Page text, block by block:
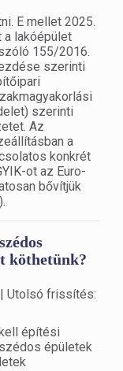
E mellet 2025.
a lakóépület
155/2016.
szerinti
szerinti
Az
a
konkrét
ot az Euro-
bővítjük
köthetünk?
Utolsó frissítés:
építési
épületek